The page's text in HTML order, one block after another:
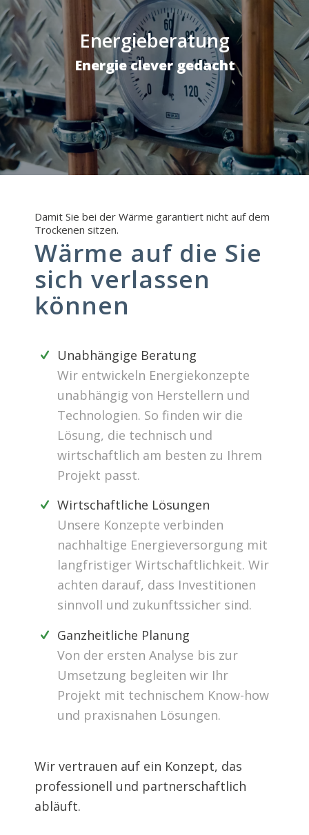
Energieberatung
Energie clever gedacht
Damit Sie bei der Wärme garantiert nicht auf dem
Trockenen sitzen.
Wärme auf die Sie
sich verlassen
können
Unabhängige Beratung
Wir entwickeln Energiekonzepte
unabhängig von Herstellern und
Technologien. So finden wir die
Lösung, die technisch und
wirtschaftlich am besten zu Ihrem
Projekt passt.
Wirtschaftliche Lösungen
Unsere Konzepte verbinden
nachhaltige Energieversorgung mit
langfristiger Wirtschaftlichkeit. Wir
achten darauf, dass Investitionen
sinnvoll und zukunftssicher sind.
Ganzheitliche Planung
Von der ersten Analyse bis zur
Umsetzung begleiten wir Ihr
Projekt mit technischem Know-how
und praxisnahen Lösungen.
Wir vertrauen auf ein Konzept, das
professionell und partnerschaftlich
abläuft.